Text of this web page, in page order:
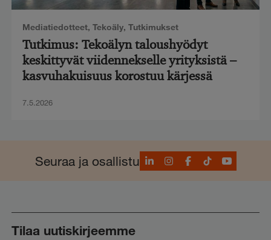
Mediatiedotteet, Tekoäly, Tutkimukset
Tutkimus: Tekoälyn taloushyödyt
keskittyvät viidennekselle yrityksistä –
kasvuhakuisuus korostuu kärjessä
7.5.2026
Seuraa ja osallistuLinkedInInstagram
Facebook
TikTokYouTube
Tilaa uutiskirjeemme